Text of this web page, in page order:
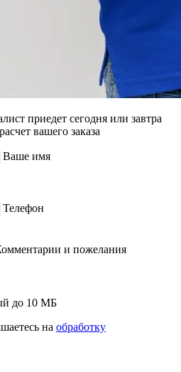
приедет сегодня или завтра
вашего заказа
Ваше имя
Телефон
и пожелания
до 10 МБ
на обработку